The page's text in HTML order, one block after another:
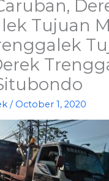
Tujuan
/ October 1, 2020